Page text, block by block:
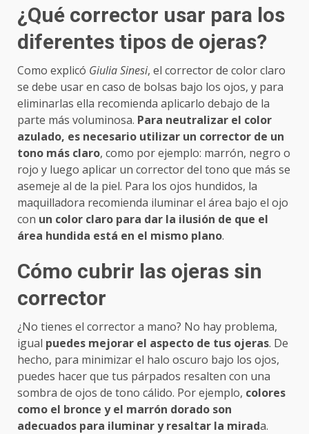
¿Qué corrector usar para los
diferentes tipos de ojeras?
Como explicó Giulia Sinesi, el corrector de color claro
se debe usar en caso de bolsas bajo los ojos, y para
eliminarlas ella recomienda aplicarlo debajo de la
parte más voluminosa. Para neutralizar el color
azulado, es necesario utilizar un corrector de un
tono más claro, como por ejemplo: marrón, negro o
rojo y luego aplicar un corrector del tono que más se
asemeje al de la piel. Para los ojos hundidos, la
maquilladora recomienda iluminar el área bajo el ojo
con un color claro para dar la ilusión de que el
área hundida está en el mismo plano.
Cómo cubrir las ojeras sin
corrector
¿No tienes el corrector a mano? No hay problema,
igual puedes mejorar el aspecto de tus ojeras. De
hecho, para minimizar el halo oscuro bajo los ojos,
puedes hacer que tus párpados resalten con una
sombra de ojos de tono cálido. Por ejemplo, colores
como el bronce y el marrón dorado son
adecuados para iluminar y resaltar la mirada.